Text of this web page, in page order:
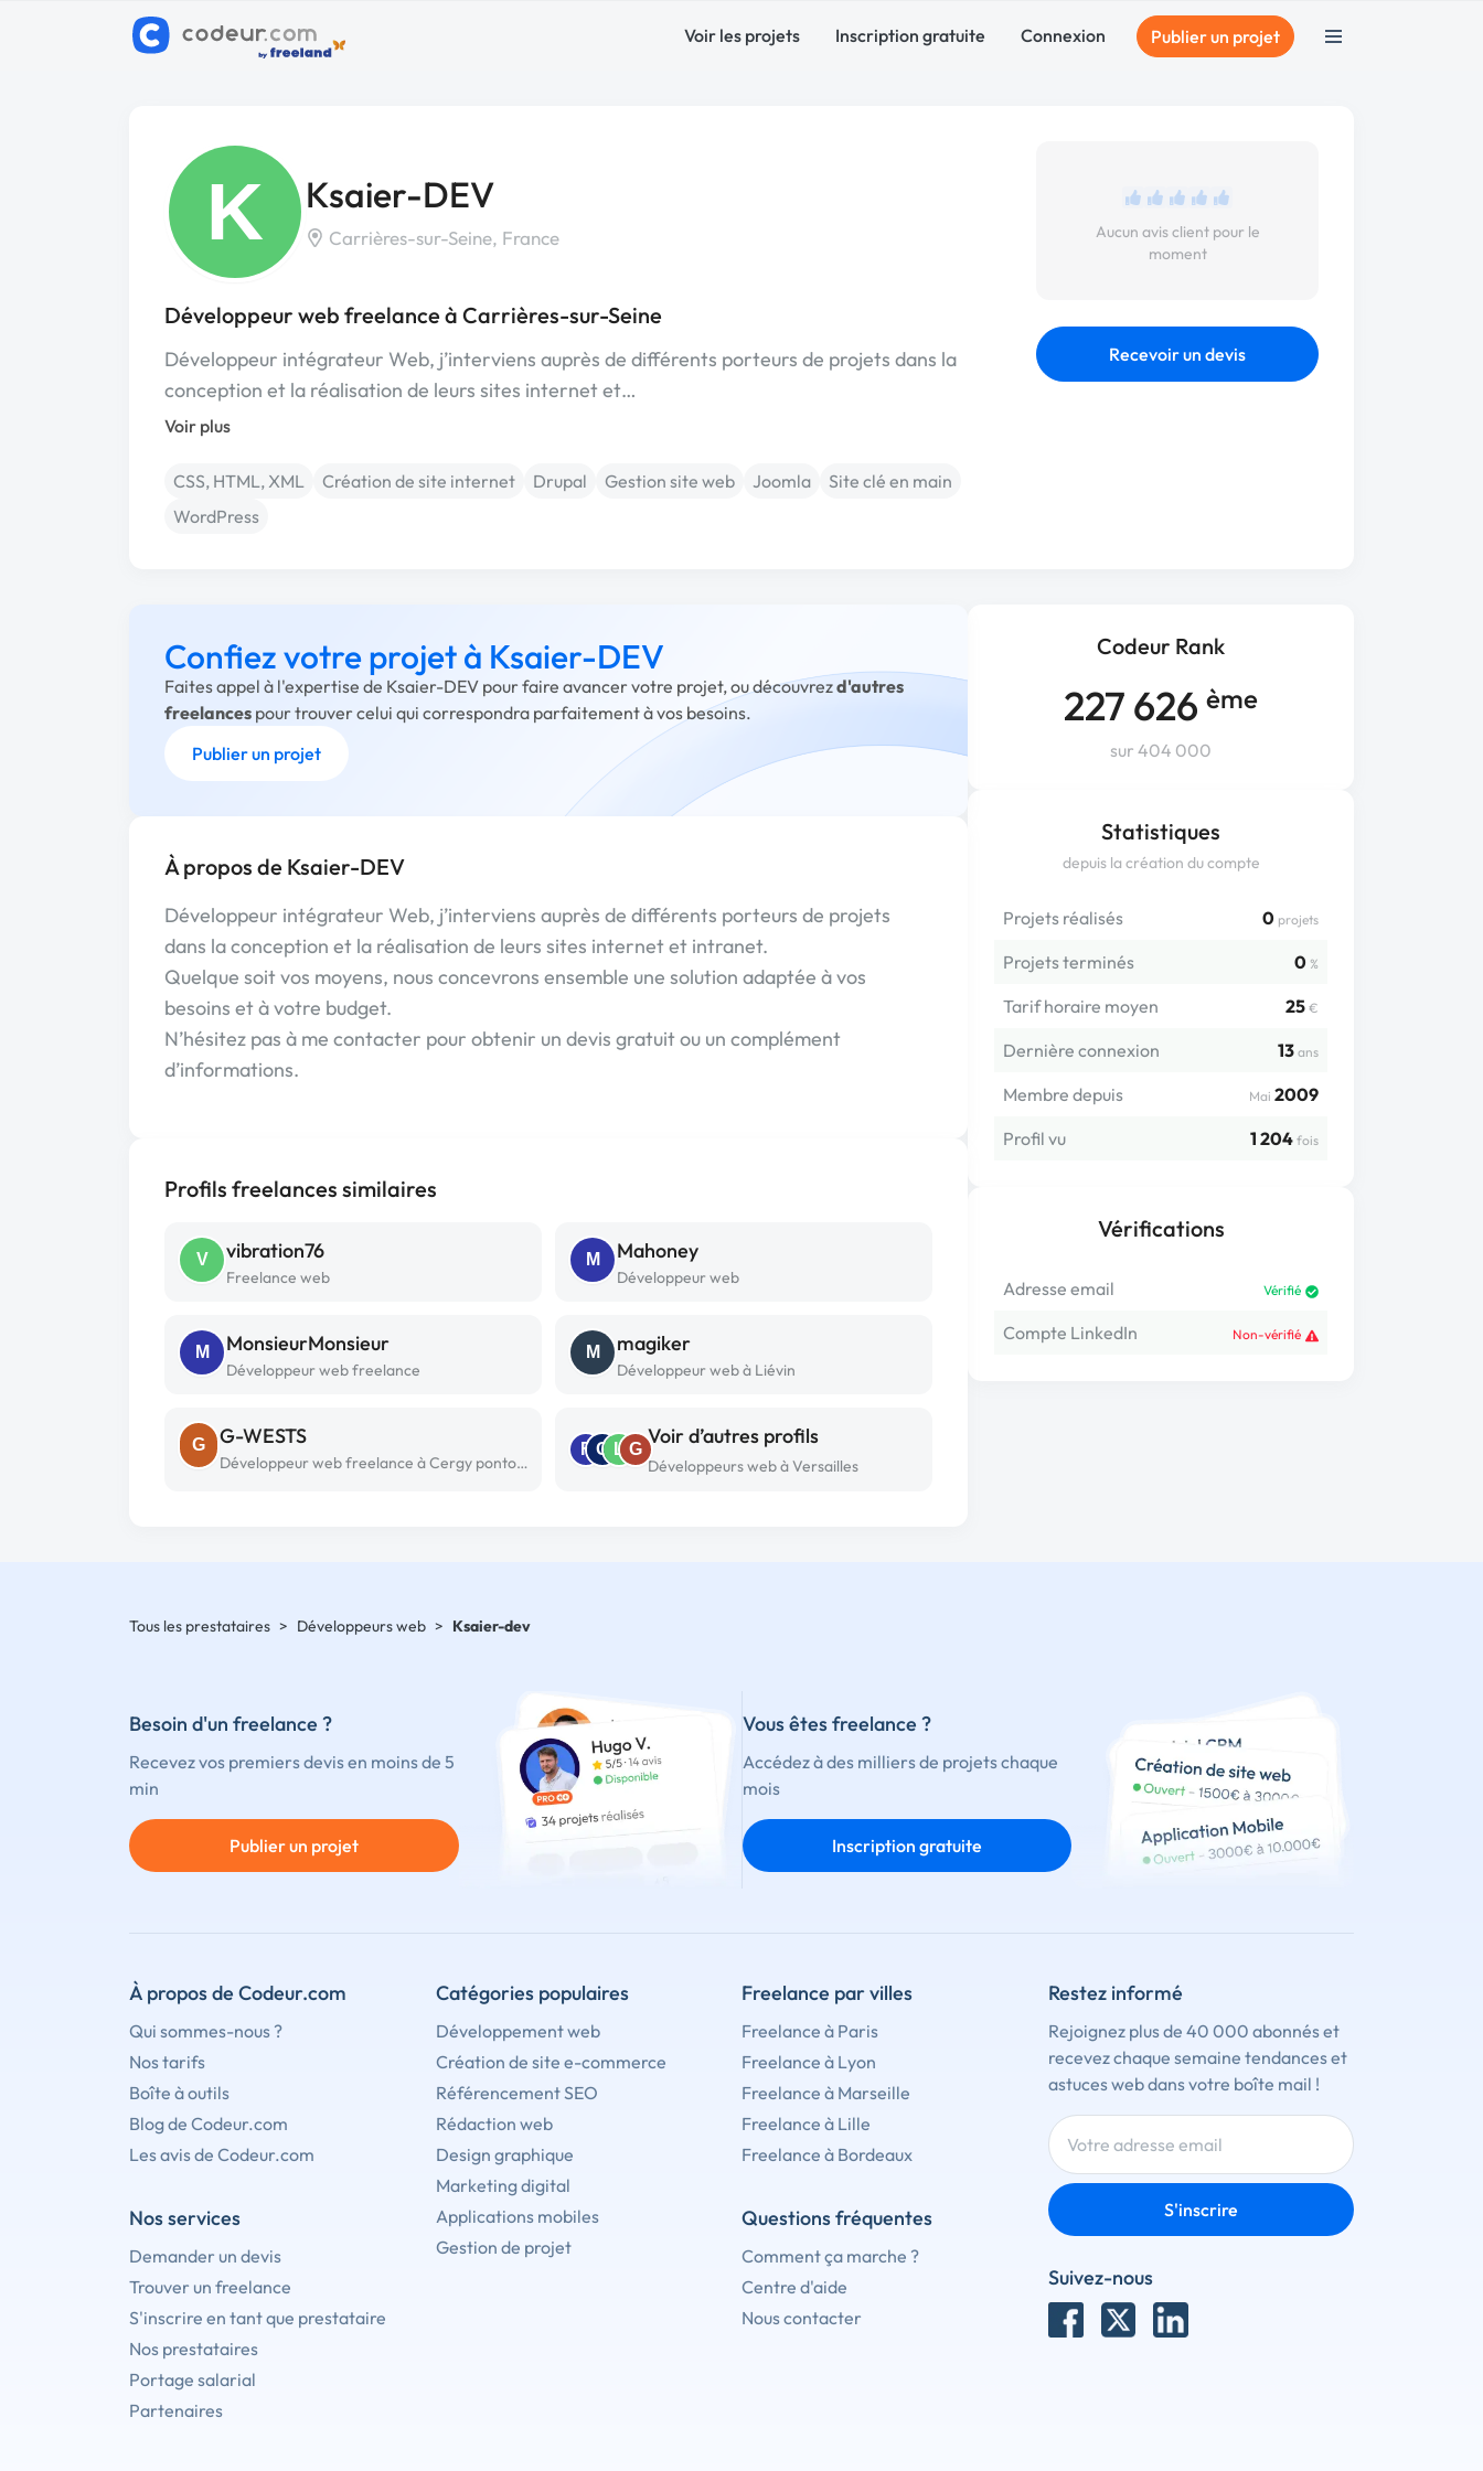
Voir les projets Inscription gratuite Connexion Publier un projet
K Ksaier-DEV
Carrières-sur-Seine, France
Développeur web freelance à Carrières-sur-Seine
Développeur intégrateur Web, j’interviens auprès de différents porteurs de projets dans la
conception et la réalisation de leurs sites internet et…
Voir plus
CSS, HTML, XML Création de site internet Drupal Gestion site web Joomla
Site clé en main
WordPress
Aucun avis client pour le
moment
Recevoir un devis
Codeur Rank
227 626 ème
sur 404 000
Statistiques
depuis la création du compte
Projets réalisés 0 projets
Projets terminés 0 %
Tarif horaire moyen 25 €
Dernière connexion 13 ans
Membre depuis Mai 2009
Profil vu
1 204 fois
Vérifications
Adresse email Vérifié
Compte LinkedIn Non-vérifié
Confiez votre projet à Ksaier-DEV
Faites appel à l'expertise de Ksaier-DEV pour faire avancer votre projet, ou découvrezd'autres
freelances pour trouver celui qui correspondra parfaitement à vos besoins.
Publier un projet
À propos de Ksaier-DEV
Développeur intégrateur Web, j’interviens auprès de différents porteurs de projets
dans la conception et la réalisation de leurs sites internet et intranet.
Quelque soit vos moyens, nous concevrons ensemble une solution adaptée à vos
besoins et à votre budget.
N’hésitez pas à me contacter pour obtenir un devis gratuit ou un complément
d’informations.
Profils freelances similaires
V vibration76
Freelance web
M Mahoney
Développeur web
M MonsieurMonsieur
Développeur web freelance
M magiker
Développeur web à Liévin
G G-WESTS
Développeur web freelance à Cergy pontoise cedex
F G L G
Voir d’autres profils
Développeurs web à Versailles
Tous les prestataires > Développeurs web > Ksaier-dev
Besoin d'un freelance ?
Recevez vos premiers devis en moins de 5
min
Publier un projet
Vous êtes freelance ?
Accédez à des milliers de projets chaque
mois
Inscription gratuite
À propos de Codeur.com
Qui sommes-nous ?
Nos tarifs
Boîte à outils
Blog de Codeur.com
Les avis de Codeur.com
Nos services
Demander un devis
Trouver un freelance
S'inscrire en tant que prestataire
Nos prestataires
Portage salarial
Partenaires
Catégories populaires
Développement web
Création de site e-commerce
Référencement SEO
Rédaction web
Design graphique
Marketing digital
Applications mobiles
Gestion de projet
Freelance par villes
Freelance à Paris
Freelance à Lyon
Freelance à Marseille
Freelance à Lille
Freelance à Bordeaux
Questions fréquentes
Comment ça marche ?
Centre d'aide
Nous contacter
Restez informé
Rejoignez plus de 40 000 abonnés et
recevez chaque semaine tendances et
astuces web dans votre boîte mail !
S'inscrire
Suivez-nous